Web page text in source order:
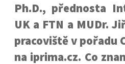
Ph.D., přednosta
UK a FTN a MUDr.
pracoviště v pořadu
na iprima.cz. Co